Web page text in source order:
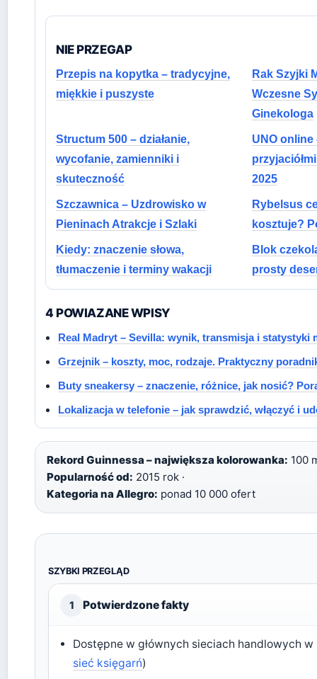
NIE PRZEGAP
Przepis na kopytka – tradycyjne,
miękkie i puszyste
Rak Szyjki
Wczesne
Ginekologa
Structum 500 – działanie,
wycofanie, zamienniki i
skuteczność
UNO online
2025
Szczawnica – Uzdrowisko w
Pieninach Atrakcje i Szlaki
Rybelsus
kosztuje?
Kiedy: znaczenie słowa,
tłumaczenie i terminy wakacji
Blok
prosty
4 POWIAZANE WPISY
Real Madryt – Sevilla: wynik, transmisja i statystyki
Grzejnik – koszty, moc, rodzaje. Praktyczny
Buty sneakersy – znaczenie, różnice, jak nosić?
Lokalizacja w telefonie – jak sprawdzić, włączyć i
Rekord Guinnessa – największa kolorowanka: 100
Popularność od: 2015 rok ·
Kategoria na Allegro: ponad 10 000 ofert
SZYBKI PRZEGLĄD
1 Potwierdzone fakty
Dostępne w głównych sieciach handlowych w
sieć księgarń)